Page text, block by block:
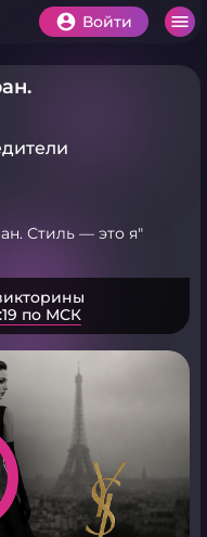
Войти
Стиль — это я"
по МСК